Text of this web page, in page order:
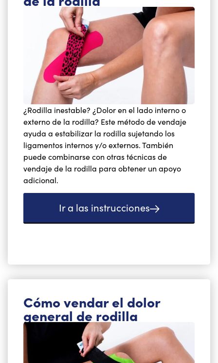
¿Rodilla inestable? ¿Dolor en el lado interno o
externo de la rodilla? Este método de vendaje
ayuda a estabilizar la rodilla sujetando los
ligamentos internos y/o externos. También
puede combinarse con otras técnicas de
vendaje de la rodilla para obtener un apoyo
adicional.
Ir a las instrucciones
Cómo vendar el dolor
general de rodilla